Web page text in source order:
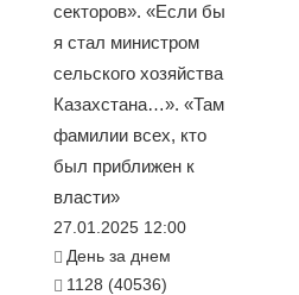
секторов». «Если бы
я стал министром
сельского хозяйства
Казахстана…». «Там
фамилии всех, кто
был приближен к
власти»
27.01.2025 12:00
День за днем
1128 (40536)